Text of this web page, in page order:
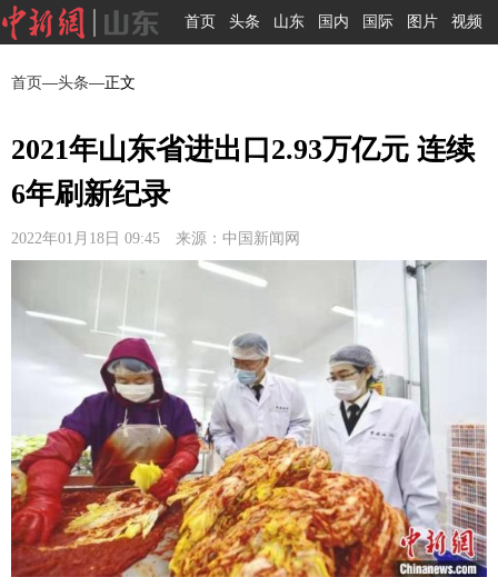
首页 头条 山东 国内 国际 图片 视频
首页—头条—正文
2021年山东省进出口2.93万亿元 连续
6年刷新纪录
2022年01月18日 09:45 来源：中国新闻网